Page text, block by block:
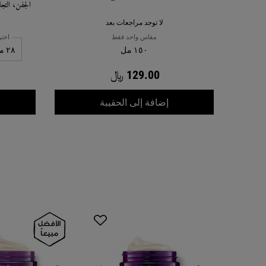
لا توجد مراجعات بعد
مقاس واحد فقط
١٥٠ مل
129.00 ﷼
إضافة إلى الحقيبة
الجفن،
مثبت
ويضيء